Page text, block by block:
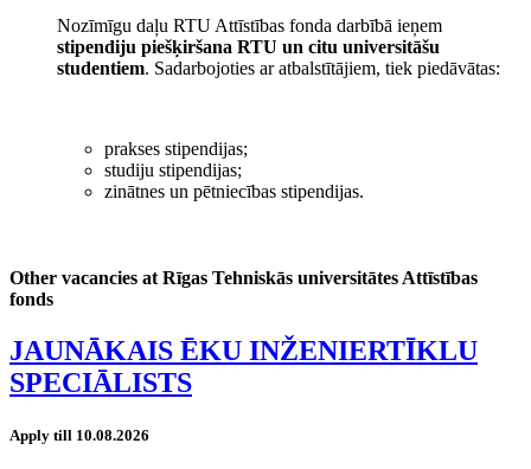
Nozīmīgu daļu RTU Attīstības fonda darbībā ieņem
stipendiju piešķiršana RTU un citu universitāšu
studentiem. Sadarbojoties ar atbalstītājiem, tiek piedāvātas:
prakses stipendijas;
studiju stipendijas;
zinātnes un pētniecības stipendijas.
Other vacancies at Rīgas Tehniskās universitātes Attīstības
fonds
JAUNĀKAIS ĒKU INŽENIERTĪKLU
SPECIĀLISTS
Apply till 10.08.2026